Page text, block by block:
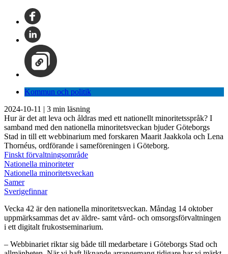
Kommun och politik
2024-10-11 | 3 min läsning
Hur är det att leva och åldras med ett nationellt minoritetsspråk? I
samband med den nationella minoritetsveckan bjuder Göteborgs
Stad in till ett webbinarium med forskaren Maarit Jaakkola och Lena
Thornéus, ordförande i sameföreningen i Göteborg.
Finskt förvaltningsområde
Nationella minoriteter
Nationella minoritetsveckan
Samer
Sverigefinnar
Vecka 42 är den nationella minoritetsveckan. Måndag 14 oktober
uppmärksammas det av äldre- samt vård- och omsorgsförvaltningen
i ett digitalt frukostseminarium.
– Webbinariet riktar sig både till medarbetare i Göteborgs Stad och